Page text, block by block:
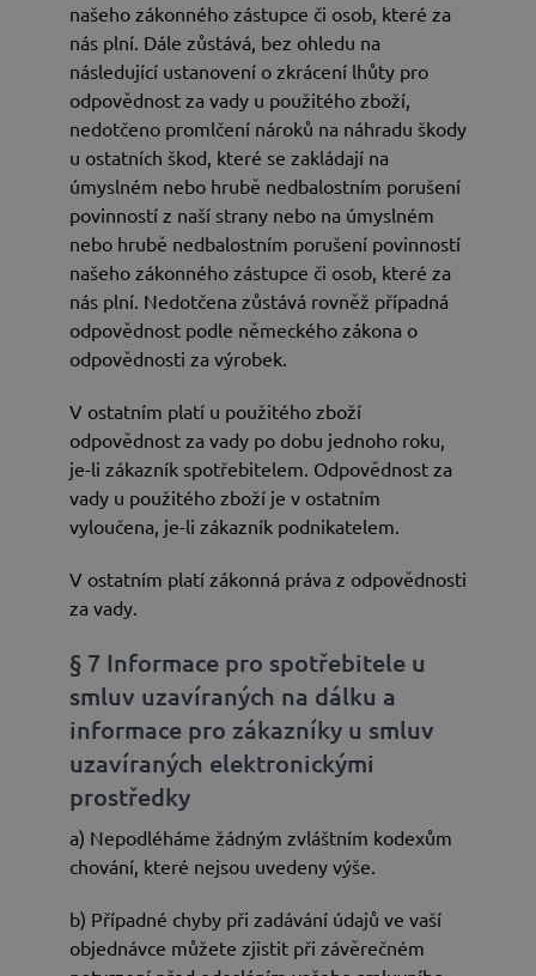
našeho zákonného zástupce či osob, které za
nás plní. Dále zůstává, bez ohledu na
následující ustanovení o zkrácení lhůty pro
odpovědnost za vady u použitého zboží,
nedotčeno promlčení nároků na náhradu škody
u ostatních škod, které se zakládají na
úmyslném nebo hrubě nedbalostním porušení
povinností z naší strany nebo na úmyslném
nebo hrubě nedbalostním porušení povinností
našeho zákonného zástupce či osob, které za
nás plní. Nedotčena zůstává rovněž případná
odpovědnost podle německého zákona o
odpovědnosti za výrobek.
V ostatním platí u použitého zboží
odpovědnost za vady po dobu jednoho roku,
je-li zákazník spotřebitelem. Odpovědnost za
vady u použitého zboží je v ostatním
vyloučena, je-li zákazník podnikatelem.
V ostatním platí zákonná práva z odpovědnosti
za vady.
§ 7 Informace pro spotřebitele u
smluv uzavíraných na dálku a
informace pro zákazníky u smluv
uzavíraných elektronickými
prostředky
a) Nepodléháme žádným zvláštním kodexům
chování, které nejsou uvedeny výše.
b) Případné chyby při zadávání údajů ve vaší
objednávce můžete zjistit při závěrečném